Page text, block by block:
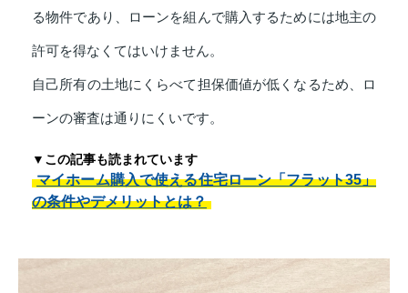
る物件であり、ローンを組んで購入するためには地主の
許可を得なくてはいけません。
自己所有の土地にくらべて担保価値が低くなるため、ロ
ーンの審査は通りにくいです。
▼この記事も読まれています
マイホーム購入で使える住宅ローン「フラット35」
の条件やデメリットとは？